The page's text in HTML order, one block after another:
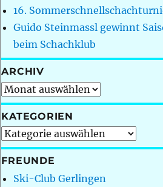
16.
Guido Steinmassl gewinnt
beim Schachklub
ARCHIV
Archiv
KATEGORIEN
Kategorien
FREUNDE
Ski-Club Gerlingen